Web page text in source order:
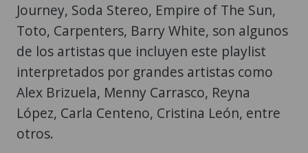
Journey, Soda Stereo, Empire of The Sun,
Toto, Carpenters, Barry White, son algunos
de los artistas que incluyen este playlist
interpretados por grandes artistas como
Alex Brizuela, Menny Carrasco, Reyna
López, Carla Centeno, Cristina León, entre
otros.